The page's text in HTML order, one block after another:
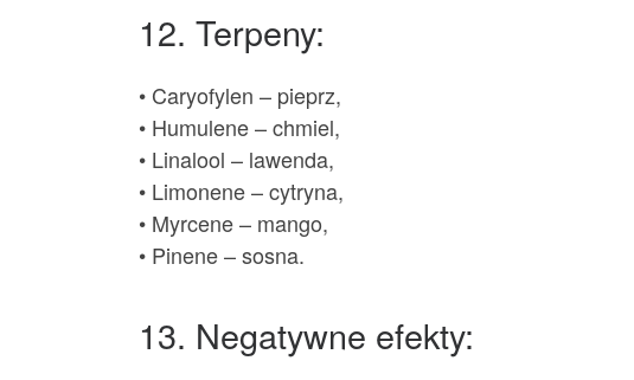
12. Terpeny:
• Caryofylen – pieprz,
• Humulene – chmiel,
• Linalool – lawenda,
• Limonene – cytryna,
• Myrcene – mango,
• Pinene – sosna.
13. Negatywne efekty: